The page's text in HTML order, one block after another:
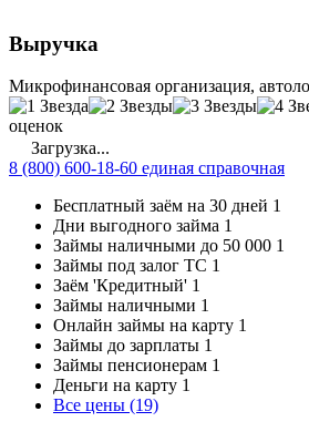
Выручка
Микрофинансовая организация,
оценок
Загрузка...
8 (800) 600-18-60 единая справочная
Бесплатный заём на 30 дней 1
Дни выгодного займа 1
Займы наличными до 50 000 1
Займы под залог ТС 1
Заём 'Кредитный' 1
Займы наличными 1
Онлайн займы на карту 1
Займы до зарплаты 1
Займы пенсионерам 1
Деньги на карту 1
Все цены (19)